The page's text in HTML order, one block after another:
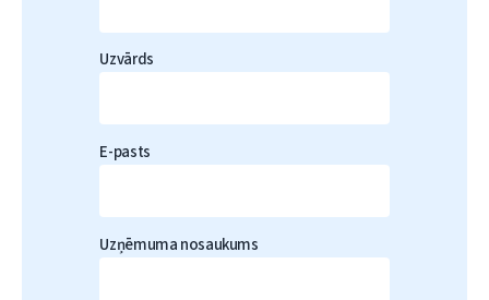
Uzvārds
E-pasts
Uzņēmuma nosaukums